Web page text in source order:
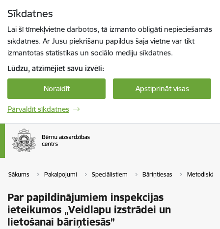
Sīkdatnes
Lai šī tīmekļvietne darbotos, tā izmanto obligāti nepieciešamās
sīkdatnes. Ar Jūsu piekrišanu papildus šajā vietnē var tikt
izmantotas statistikas un sociālo mediju sīkdatnes.
Lūdzu, atzīmējiet savu izvēli:
Noraidīt Apstiprināt visas
Pārvaldīt sīkdatnes
Sākums Pakalpojumi Speciālistiem Bāriņtiesas Metodiskā
Par papildinājumiem inspekcijas
ieteikumos „Veidlapu izstrādei un
lietošanai bāriņtiesās”